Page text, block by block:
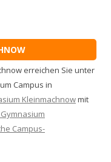
erreichen Sie unter
Campus in
Kleinmachnowmit
Campus-